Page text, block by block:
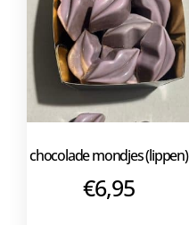
chocolade mondjes (lippen)
€6,95